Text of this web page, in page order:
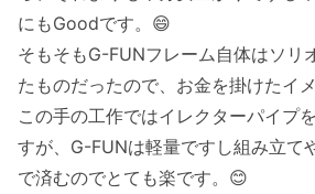
にもGoodです。😄
そもそもG-FUNフレーム自体はソリ
たものだったので、お金を掛けたイ
この手の工作ではイレクターパイプ
すが、G-FUNは軽量ですし組み立て
で済むのでとても楽です。😊